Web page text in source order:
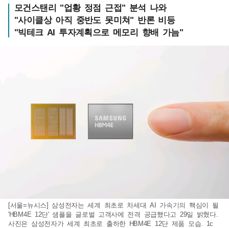
모건스탠리 "업황 정점 근접" 분석 나와
"사이클상 아직 중반도 못미쳐" 반론 비등
"빅테크 AI 투자계획으로 메모리 향배 가늠"
[서울=뉴시스] 삼성전자는 세계 최초로 차세대 AI 가속기의 핵심이 될
'HBM4E 12단' 샘플을 글로벌 고객사에 전격 공급했다고 29일 밝혔다.
사진은 삼성전자가 세계 최초로 출하한 HBM4E 12단 제품 모습. 1c